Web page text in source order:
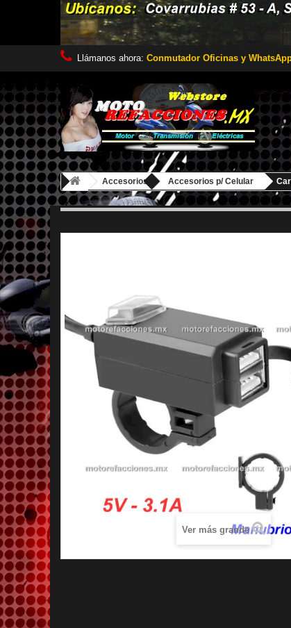
Llámanos ahora: Conmutador Oficinas y
Accesorios Accesorios p/ Celular
Ver más grande